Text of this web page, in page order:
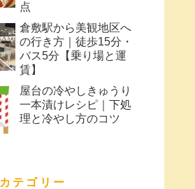
点
倉敷駅から美観地区へ
の行き方｜徒歩15分・
バス5分【乗り場と運
賃】
屋台の冷やしきゅうり
一本漬けレシピ｜下処
理と冷やし方のコツ
カテゴリー